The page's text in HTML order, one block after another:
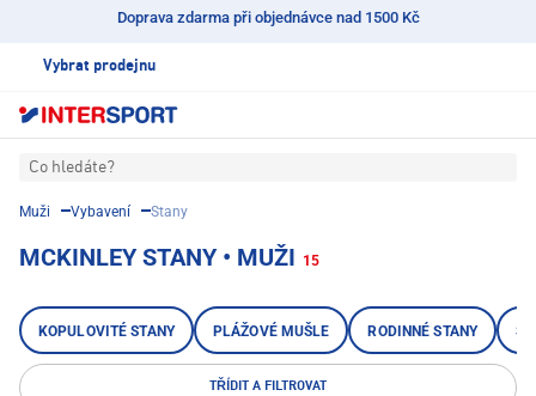
Doprava zdarma při objednávce nad 1500 Kč
Vybrat prodejnu
Co hledáte?
Muži Vybavení Stany
MCKINLEY STANY • MUŽI 15
KOPULOVITÉ STANY PLÁŽOVÉ MUŠLE RODINNÉ STANY
TŘÍDIT A FILTROVAT